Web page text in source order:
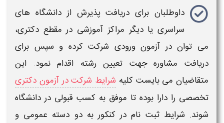
داوطلبان برای دریافتپذیرشاز دانشگاه های
سراسری یا دیگر مراکز آموزشی در مقطع دکتری،
می توان در آزمون ورودی شرکت کرده و سپس برای
دریافت مشاوره جهت تعیین رشته اقدام نمود. این
متقاضیان می بایست کلیه شرایط شرکت در آزمون دکتری
تخصصی را دارا بوده تا موفق به کسب قبولی در دانشگاه
شوند. شرایطثبت نام در کنکور به دو دسته عمومی و